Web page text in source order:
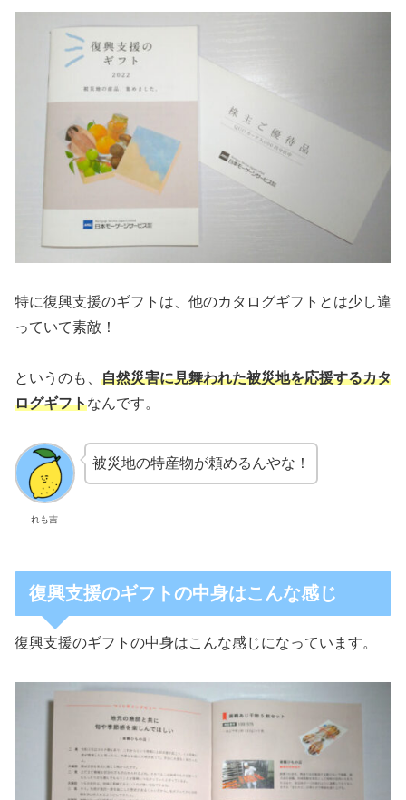
特に復興支援のギフトは、他のカタログギフトとは少し違
っていて素敵！
というのも、 自然災害に見舞われた被災地を応援するカタ
ログギフトなんです。
れも吉
被災地の特産物が頼めるんやな！
復興支援のギフトの中身はこんな感じ
復興支援のギフトの中身はこんな感じになっています。